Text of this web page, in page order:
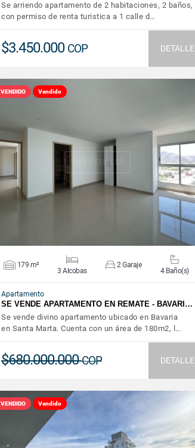
Se arriendo apartamento de 2 habitaciones, 2 baños,
con permiso de renta turistica a 1 calle d…
$3.450.000 COP DETALLE
VENDIDO Vendido
VER DETALLES
179 m²
3 Alcobas
2 Garaje
4 Baño(s)
Apartamento
SE VENDE APARTAMENTO EN REMATE - BAVARI…
Se vende divino apartamento ubicado en Bavaria
en Santa Marta. Cuenta con un área de 180m2, l…
$680.000.000COP DETALLE
VENDIDO Vendido